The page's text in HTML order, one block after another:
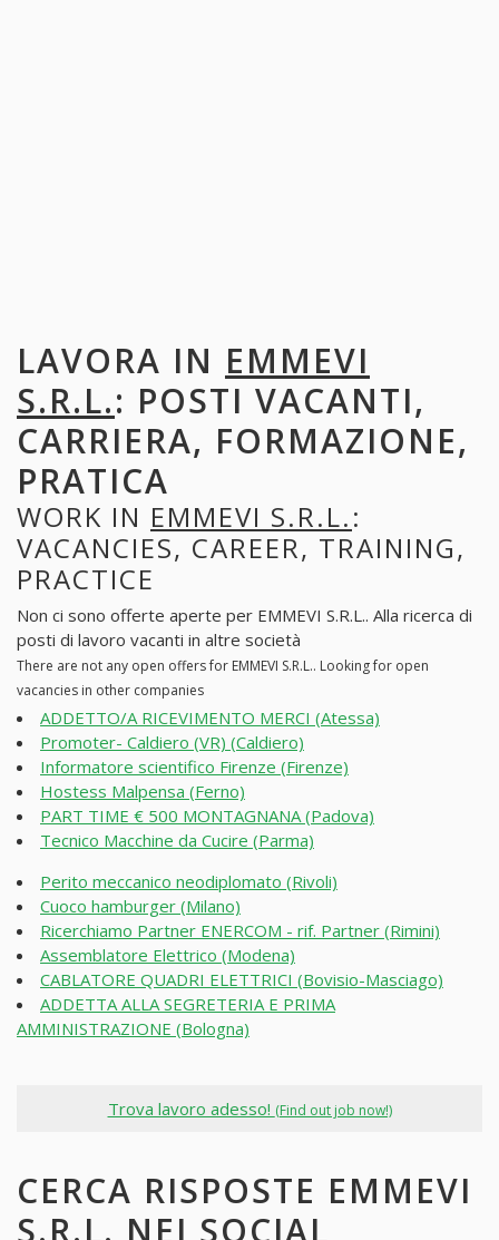
LAVORA IN EMMEVI
S.R.L.: POSTI VACANTI,
CARRIERA, FORMAZIONE,
PRATICA
WORK IN EMMEVI S.R.L.:
VACANCIES, CAREER, TRAINING,
PRACTICE
Non ci sono offerte aperte per EMMEVI S.R.L.. Alla ricerca di
posti di lavoro vacanti in altre società
There are not any open offers for EMMEVI S.R.L.. Looking for open
vacancies in other companies
ADDETTO/A RICEVIMENTO MERCI (Atessa)
Promoter- Caldiero (VR) (Caldiero)
Informatore scientifico Firenze (Firenze)
Hostess Malpensa (Ferno)
PART TIME € 500 MONTAGNANA (Padova)
Tecnico Macchine da Cucire (Parma)
Perito meccanico neodiplomato (Rivoli)
Cuoco hamburger (Milano)
Ricerchiamo Partner ENERCOM - rif. Partner (Rimini)
Assemblatore Elettrico (Modena)
CABLATORE QUADRI ELETTRICI (Bovisio-Masciago)
ADDETTA ALLA SEGRETERIA E PRIMA
AMMINISTRAZIONE (Bologna)
Trova lavoro adesso! (Find out job now!)
CERCA RISPOSTE EMMEVI
S.R.L. NEI SOCIAL